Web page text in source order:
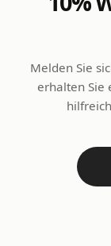
Melden Sie
erhalten Sie